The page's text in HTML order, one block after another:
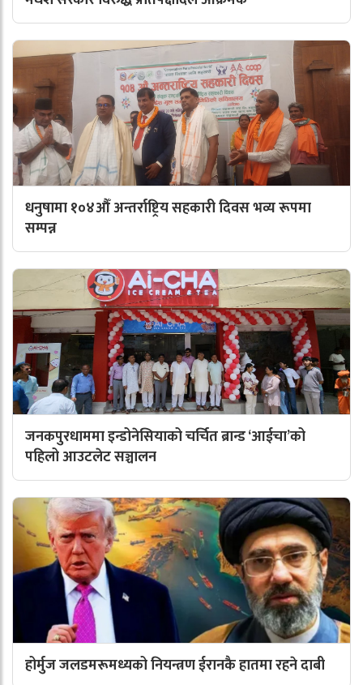
धनुषामा १०४औँ अन्तर्राष्ट्रिय सहकारी दिवस भव्य रूपमा
सम्पन्न
जनकपुरधाममा इन्डोनेसियाको चर्चित ब्रान्ड ‘आईचा’को
पहिलो आउटलेट सञ्चालन
होर्मुज जलडमरूमध्यको नियन्त्रण ईरानकै हातमा रहने दाबी